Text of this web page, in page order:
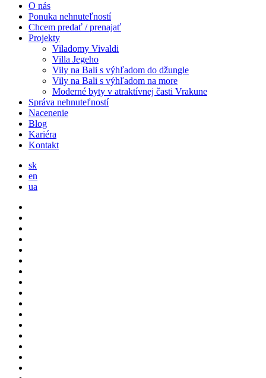
O nás
Ponuka nehnuteľností
Chcem predať / prenajať
Projekty
Viladomy Vivaldi
Villa Jegeho
Vily na Bali s výhľadom do džungle
Vily na Bali s výhľadom na more
Moderné byty v atraktívnej časti Vrakune
Správa nehnuteľností
Nacenenie
Blog
Kariéra
Kontakt
sk
en
ua